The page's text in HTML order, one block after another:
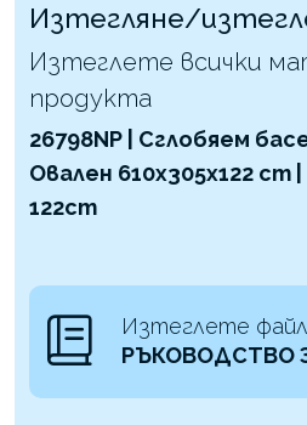
Изтегляне/
Изтеглете всички
продукта
26798NP | Сглобяем
Овален 610x305x122 cm
122cm
Изтеглете
РЪКОВОДСТВО